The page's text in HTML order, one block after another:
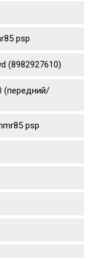
psp
(8982927610)
(передний/
psp